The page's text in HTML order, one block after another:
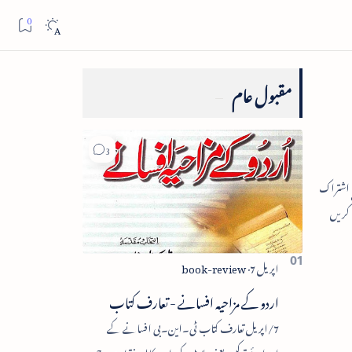
مقبول عام
اردو کے مزاحیہ افسانے - تعارف کتاب
7/اپریل تعارف کتاب ٹی۔این۔بی افسانے کے